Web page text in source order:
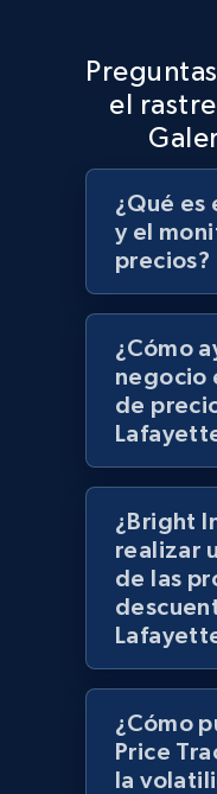
Target -
URL, Product id,
Rating, Reviews
and more.
1.3K+
Zara - Products
Category id,
Currency, Colour
1.2K+
Zara - Products
Category id,
Currency, Colour
1.2K+
el
¿Qué es
y el
precios?
¿Cómo
negocio
de
¿Bright
realizar
de las
¿Cómo
Price
la